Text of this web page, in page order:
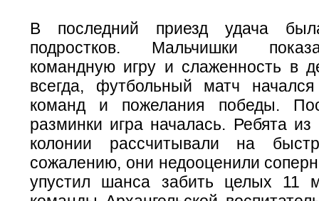
В последний приезд удача
подростков. Мальчишки
командную игру и слаженность в
всегда, футбольный матч
команд и пожелания победы.
разминки игра началась. Ребята из
колонии рассчитывали на
сожалению, они недооценили
упустил шанса забить целых 11